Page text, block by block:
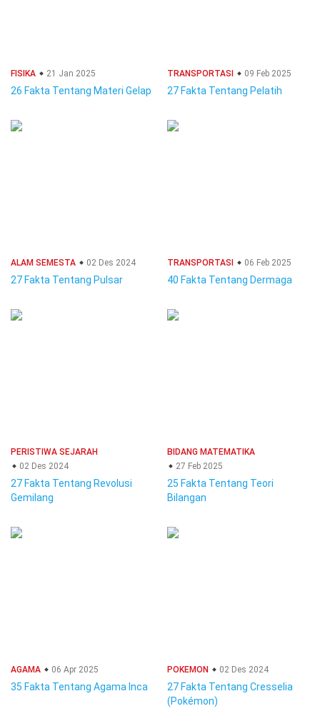
FISIKA 21 Jan 2025
26 Fakta Tentang Materi Gelap
TRANSPORTASI 09 Feb 2025
27 Fakta Tentang Pelatih
ALAM SEMESTA 02 Des 2024
27 Fakta Tentang Pulsar
TRANSPORTASI 06 Feb 2025
40 Fakta Tentang Dermaga
PERISTIWA SEJARAH
02 Des 2024
27 Fakta Tentang Revolusi
Gemilang
BIDANG MATEMATIKA
27 Feb 2025
25 Fakta Tentang Teori
Bilangan
AGAMA 06 Apr 2025
35 Fakta Tentang Agama Inca
POKEMON 02 Des 2024
27 Fakta Tentang Cresselia
(Pokémon)